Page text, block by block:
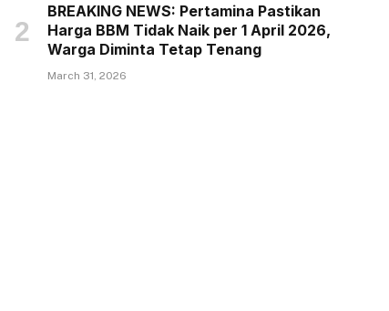
BREAKING NEWS: Pertamina Pastikan
Harga BBM Tidak Naik per 1 April 2026,
Warga Diminta Tetap Tenang
March 31, 2026